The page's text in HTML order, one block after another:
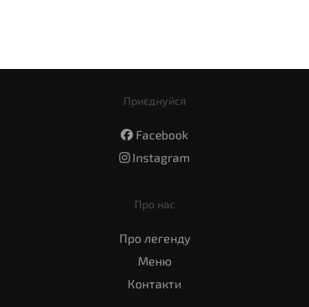
Приєднуйся
Facebook
Instagram
Про нас
Про легенду
Меню
Контакти